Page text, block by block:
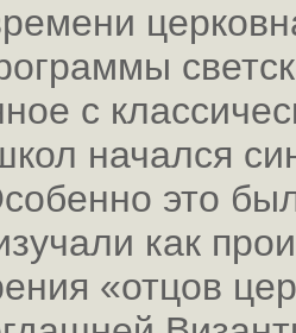
с
начался
это
как
«отцов